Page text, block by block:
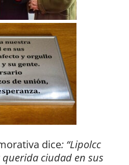
dice: “Lipolcc
ciudad en sus